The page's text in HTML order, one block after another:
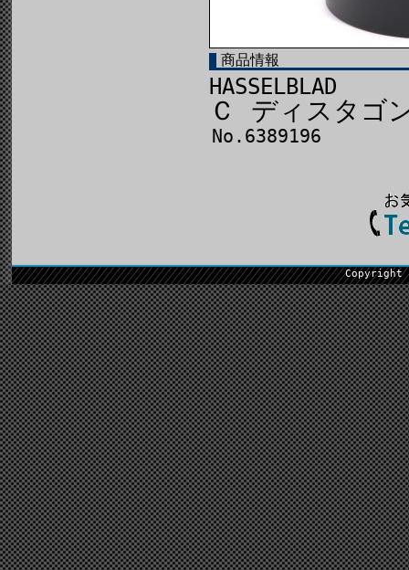
商品情報
HASSELBLAD
Ｃ ディスタゴ
No.6389196
Copyright